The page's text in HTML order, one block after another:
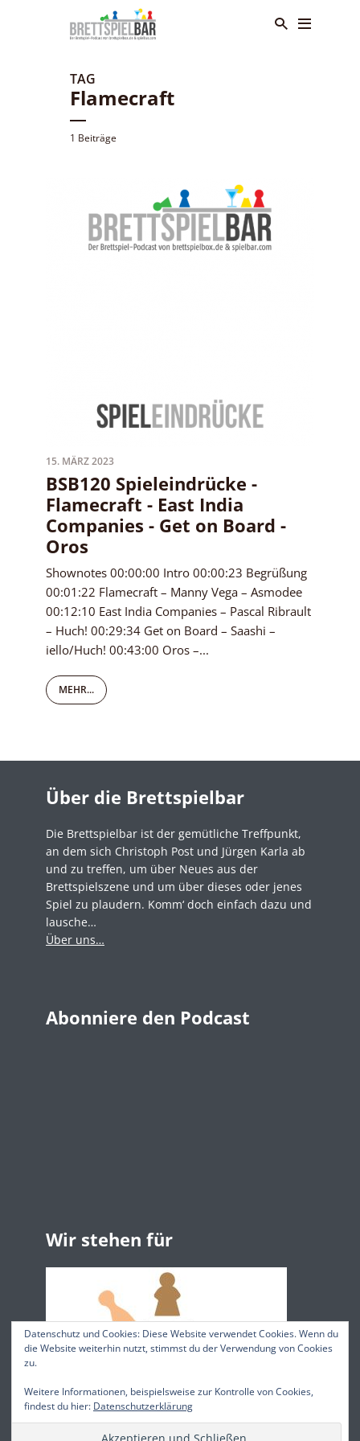
TAG
Flamecraft
1 Beiträge
15. MÄRZ 2023
BSB120 Spieleindrücke -
Flamecraft - East India
Companies - Get on Board -
Oros
Shownotes 00:00:00 Intro 00:00:23 Begrüßung
00:01:22 Flamecraft – Manny Vega – Asmodee
00:12:10 East India Companies – Pascal Ribrault
– Huch! 00:29:34 Get on Board – Saashi –
iello/Huch! 00:43:00 Oros –...
MEHR...
Über die Brettspielbar
Die Brettspielbar ist der gemütliche Treffpunkt,
an dem sich Christoph Post und Jürgen Karla ab
und zu treffen, um über Neues aus der
Brettspielszene und um über dieses oder jenes
Spiel zu plaudern. Komm‘ doch einfach dazu und
lausche…
Über uns…
Abonniere den Podcast
Wir stehen für
Datenschutz und Cookies: Diese Website verwendet Cookies. Wenn du
die Website weiterhin nutzt, stimmst du der Verwendung von Cookies
zu.
Weitere Informationen, beispielsweise zur Kontrolle von Cookies,
findest du hier: Datenschutzerklärung